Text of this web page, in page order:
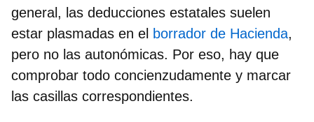
general, las deducciones estatales suelen
estar plasmadas en el borrador de Hacienda,
pero no las autonómicas. Por eso, hay que
comprobar todo concienzudamente y marcar
las casillas correspondientes.